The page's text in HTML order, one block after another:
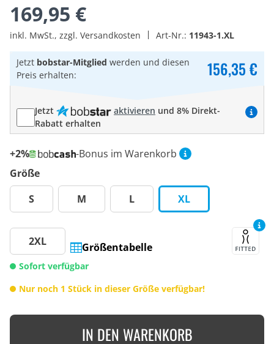
169,95 €
inkl. MwSt., zzgl. Versandkosten Art-Nr.: 11943-1.XL
Jetzt bobstar-Mitglied werden und diesen
Preis erhalten:
156,35 €
Jetzt aktivieren und 8% Direkt-
Rabatt erhalten
+2%
-Bonus im Warenkorb
Größe
S
M L XL
2XL Größentabelle
Sofort verfügbar
Nur noch 1 Stück in dieser Größe verfügbar!
IN DEN WARENKORB